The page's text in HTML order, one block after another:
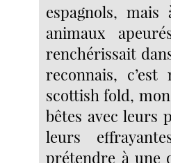
espagnols,
animaux
renchérissait
reconnais,
scottish fold,
bêtes avec leurs
leurs
prétendre à une